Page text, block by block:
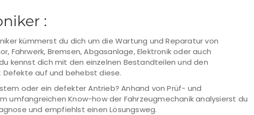
:
kümmerst du dich um die Wartung und Reparatur von
Fahrwerk, Bremsen, Abgasanlage, Elektronik oder auch
kennst dich mit den einzelnen Bestandteilen und den
Defekte auf und behebst diese.
oder ein defekter Antrieb? Anhand von Prüf- und
umfangreichen Know-how der Fahrzeugmechanik analysierst du
und empfiehlst einen Lösungsweg.